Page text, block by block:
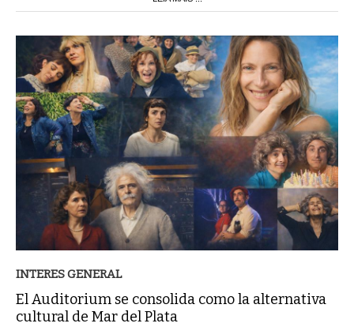
INTERES GENERAL
El Auditorium se consolida como la alternativa
cultural de Mar del Plata